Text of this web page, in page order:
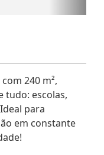
240 m²,
tudo: escolas,
para
em constante